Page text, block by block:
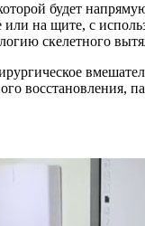
будет
на щите, с
скелетного